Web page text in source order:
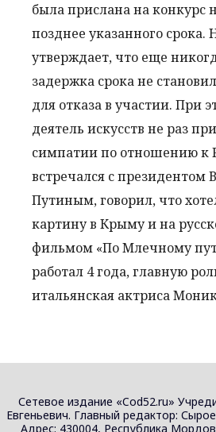
была прислана на конкурс
позднее указанного срока.
утверждает, что еще
задержка срока не
для отказа в участии. При
деятель искусств не раз
симпатии по отношению к
встречался с
Путиным, говорил, что
картину в Крыму и на
фильмом «По Млечному
работал 4 года, главную
итальянская актриса
Сетевое издание «Cod52.ru»
Евгеньевич. Главный редактор:
Адрес: 430004, Республика